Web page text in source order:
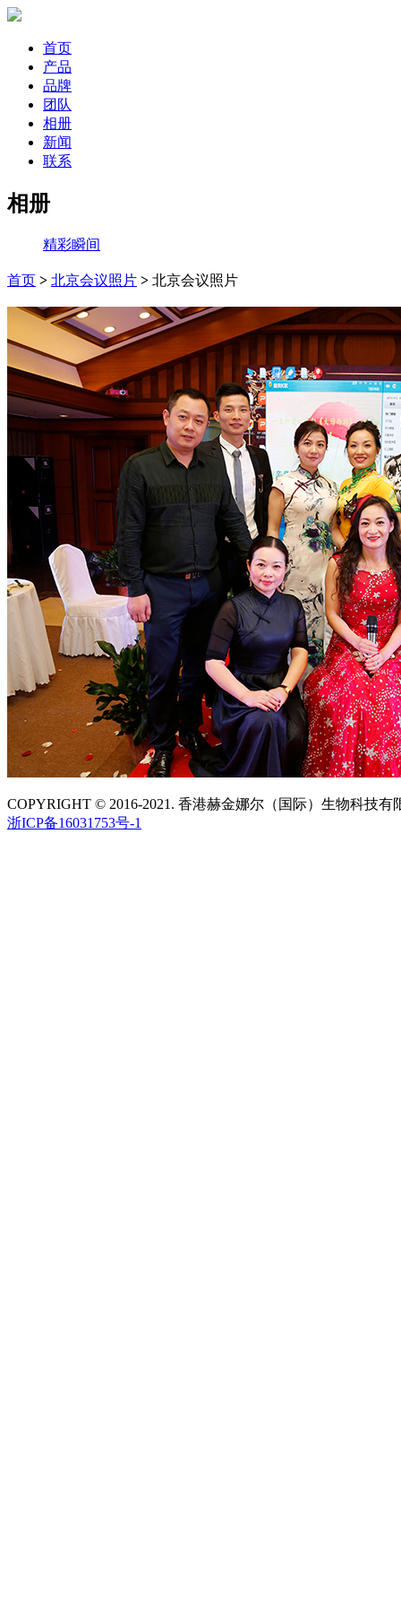
首页
产品
品牌
团队
相册
新闻
联系
相册
精彩瞬间
首页 > 北京会议照片 > 北京会议照片
COPYRIGHT © 2016-2021. 香港赫金娜尔（国际）生物科技
浙ICP备16031753号-1